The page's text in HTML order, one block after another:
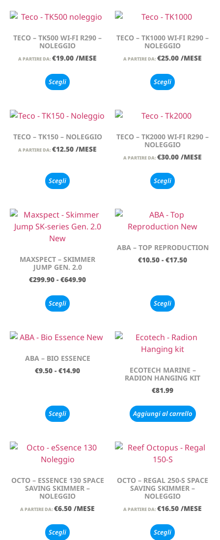
TECO – TK500 WI-FI R290 –
NOLEGGIO
A PARTIRE DA: €19.00 /MESE
Scegli
TECO – TK1000 WI-FI R290 –
NOLEGGIO
A PARTIRE DA: €25.00 /MESE
Scegli
TECO – TK150 – NOLEGGIO
A PARTIRE DA: €12.50 /MESE
Scegli
TECO – TK2000 WI-FI R290 –
NOLEGGIO
A PARTIRE DA: €30.00 /MESE
Scegli
MAXSPECT – SKIMMER
JUMP GEN. 2.0
€299.90 - €649.90
Scegli
ABA – TOP REPRODUCTION
€10.50 - €17.50
Scegli
ABA – BIO ESSENCE
€9.50 - €14.90
Scegli
ECOTECH MARINE –
RADION HANGING KIT
€81.99
Aggiungi al carrello
OCTO – ESSENCE 130 SPACE
SAVING SKIMMER –
NOLEGGIO
A PARTIRE DA: €6.50 /MESE
Scegli
OCTO – REGAL 250-S SPACE
SAVING SKIMMER –
NOLEGGIO
A PARTIRE DA: €16.50 /MESE
Scegli